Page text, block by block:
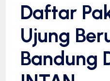
Daftar
Ujung
Bandung